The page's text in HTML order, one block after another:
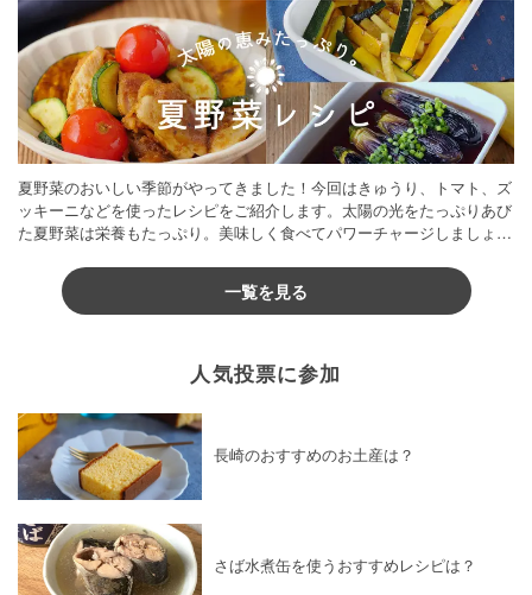
夏野菜のおいしい季節がやってきました！今回はきゅうり、トマト、ズ
ッキーニなどを使ったレシピをご紹介します。太陽の光をたっぷりあび
た夏野菜は栄養もたっぷり。美味しく食べてパワーチャージしましょう
一覧を見る
人気投票に参加
長崎のおすすめのお土産は？
さば水煮缶を使うおすすめレシピは？